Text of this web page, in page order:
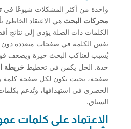
واحدة من أكثر المشكلات شيوعًا في
محركات البحث هي الاعتقاد
الكلمات ذات الصلة يؤدي إلى نتائج
نفس الكلمة في صفحات متعددة دون
يُسبب لعناكب البحث حيرة ويضعف
حدة. الحل يكمن في تخطيط خريطة
صفحة، بحيث تكون لكل صفحة كلمة
الحصري في استهدافها، وتُدعم
السياق.
الاعتماد على كلمات